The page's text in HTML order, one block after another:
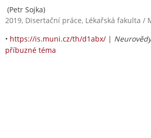
(Petr Sojka)
2019, Disertační práce, Lékařská fakulta /
• https://is.muni.cz/th/d1abx/ |
příbuzné téma